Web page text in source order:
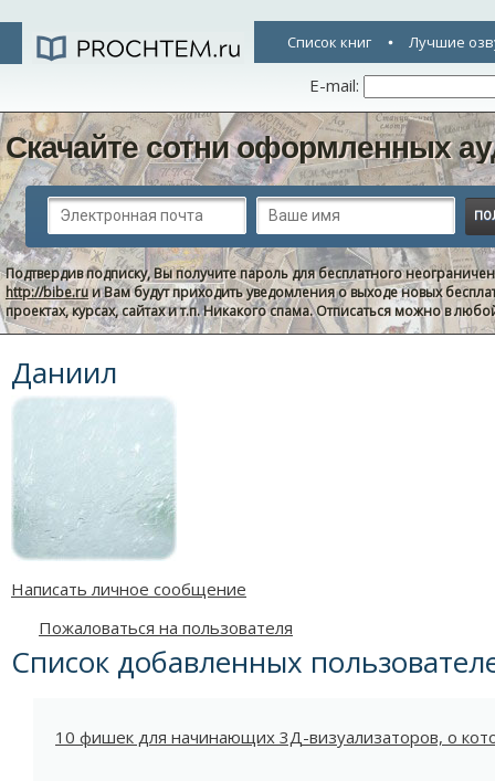
Список книг Лучшие
E-mail:
Скачайте сотни оформленных
Подтвердив подписку, Вы получите пароль для бесплатного
http://bibe.ruи Вам будут приходить уведомления о выходе новых
проектах, курсах, сайтах и т.п. Никакого спама. Отписаться можно в
Даниил
Написать личное сообщение
Пожаловаться на пользователя
Список добавленных
10 фишек для начинающих 3Д-визуализаторов, о